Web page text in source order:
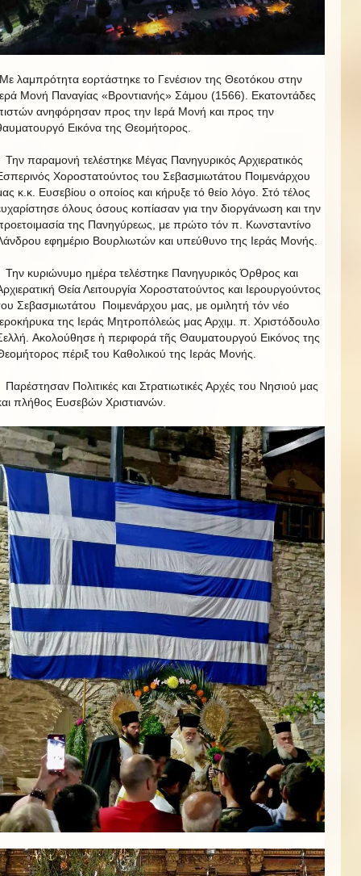
λαμπρότητα εορτάστηκε το Γενέσιον της Θεοτόκου στην
Μονή Παναγίας «Βροντιανής» Σάμου (1566). Εκατοντάδες
ανηφόρησαν προς την Ιερά Μονή και προς την
Εικόνα της Θεομήτορος.
παραμονή τελέστηκε Μέγας Πανηγυρικός Αρχιερατικὀς
Χοροστατούντος του Σεβασμιωτάτου Ποιμενάρχου
κ.κ. Ευσεβίου ο οποίος και κήρυξε τό θείο λόγο. Στό τέλος
όλους όσους κοπίασαν για την διοργάνωση και την
της Πανηγύρεως, με πρώτο τόν π. Κωνσταντίνο
εφημέριο Βουρλιωτών και υπεύθυνο της Ιεράς Μονής.
κυριώνυμο ημέρα τελέστηκε Πανηγυρικός Όρθρος και
Θεία Λειτουργία Χοροστατούντος και Ιερουργούντος
Σεβασμιωτάτου Ποιμενάρχου μας, με ομιλητή τόν νέο
της Ιεράς Μητροπόλεώς μας Αρχιμ. π. Χριστόδουλο
Ακολούθησε ἡ περιφορά τῆς Θαυματουργού Εικόνος της
πέριξ του Καθολικού της Ιεράς Μονής.
Πολιτικές και Στρατιωτικές Αρχές του Νησιού μας
πλήθος Ευσεβών Χριστιανών.